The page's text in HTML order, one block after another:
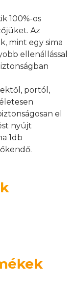
100%-os
Az
mint egy sima
ellenállással
portól,
el
nyújt
1db